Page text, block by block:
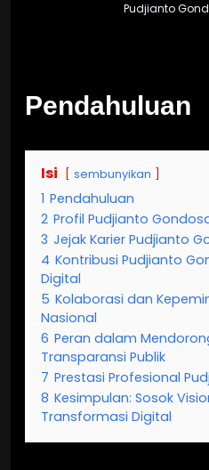
Pudjianto
Pendahuluan
Isi sembunyikan
1 Pendahuluan
2 Profil Pudjianto
3 Jejak Karier Pudjianto
4 Kontribusi Pudjianto
Digital
5 Kolaborasi dan
Nasional
6 Peran dalam
Transparansi Publik
7 Prestasi Profesional
8 Kesimpulan: Sosok
Transformasi Digital